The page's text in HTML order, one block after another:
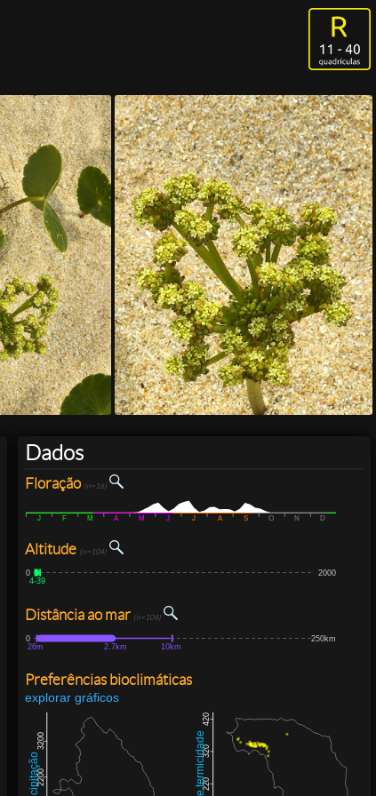
Dados
Floração (n=16)
J F M A M J J A S O N D
Altitude (n=104)
4-39
0 2000
Distância ao mar (n=104)
26m 10km
0
250km
2.7km
Preferências bioclimáticas
explorar gráficos
2200
3200
Precipitação 220
320
420